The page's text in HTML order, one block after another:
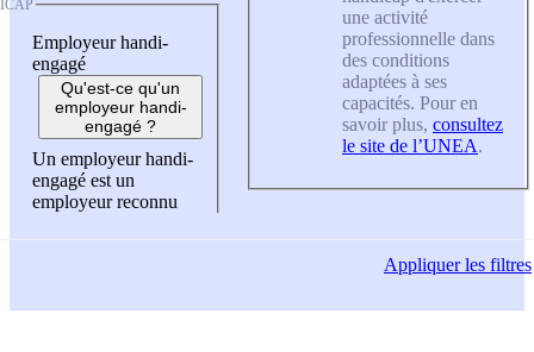
Employeur handi-
engagé
Qu'est-ce qu'un
employeur handi-
engagé ?
Un employeur handi-
engagé est un
employeur reconnu
une activité
professionnelle dans
des conditions
adaptées à ses
capacités. Pour en
savoir plus, consultez
le site de l’UNEA.
Appliquerles filtres